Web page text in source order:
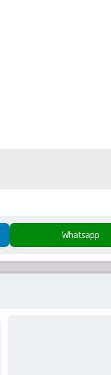
Whatsapp